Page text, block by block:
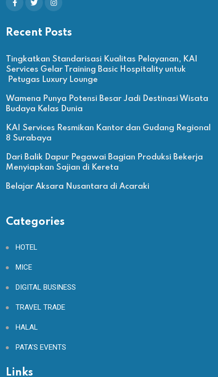
Recent Posts
Tingkatkan Standarisasi Kualitas Pelayanan, KAI
Services Gelar Training Basic Hospitality untuk
Petugas Luxury Lounge
Wamena Punya Potensi Besar Jadi Destinasi Wisata
Budaya Kelas Dunia
KAI Services Resmikan Kantor dan Gudang Regional
8 Surabaya
Dari Balik Dapur Pegawai Bagian Produksi Bekerja
Menyiapkan Sajian di Kereta
Belajar Aksara Nusantara di Acaraki
Categories
HOTEL
MICE
DIGITAL BUSINESS
TRAVEL TRADE
HALAL
PATA'S EVENTS
Links